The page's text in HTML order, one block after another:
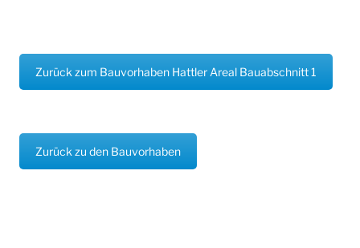
Zurück zum Bauvorhaben Hattler Areal Bauabschnitt 1
Zurück zu den Bauvorhaben